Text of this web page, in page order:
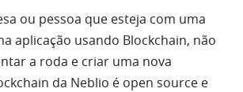
ou pessoa que esteja com uma
aplicação usando Blockchain, não
a roda e criar uma nova
da Neblio é open source e